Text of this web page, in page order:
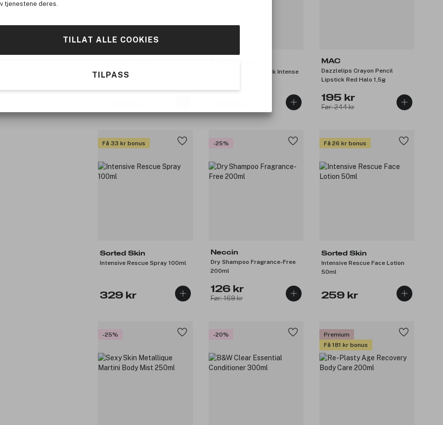
tjenestene deres.
TILLAT ALLE COOKIES
TILPASS
Chocolate Greedy Eau de
Color Balm 3-In-1 Stick Intense
MAC
Dazzlelips Crayon Pencil
Lipstick Red Halo 1,5g
195 kr
Før: 244 kr
Få 33 kr bonus
Sorted Skin
Intensive Rescue Spray 100ml
329 kr
-25%
Neccin
Dry Shampoo Fragrance-Free
200ml
126 kr
Før: 169 kr
Få 26 kr bonus
Sorted Skin
Intensive Rescue Face Lotion
50ml
259 kr
-25% -20%
Premium
Få 181 kr bonus